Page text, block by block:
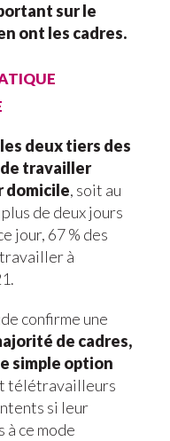
sur le
ont les cadres.
les deux tiers des
travailler
domicile, soit au
de deux jours
jour, 67 % des
à
confirme une
de cadres,
simple option
télétravailleurs
si leur
à ce mode